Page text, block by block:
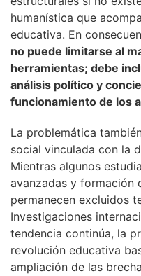
humanística que
educativa. En
no puede limitarse al
herramientas; debe
análisis político y
funcionamiento de los
La problemática
social vinculada con la
Mientras algunos
avanzadas y formación
permanecen excluidos
Investigaciones
tendencia continúa, la
revolución educativa
ampliación de las